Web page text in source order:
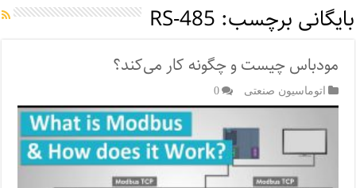
بایگانی برچسب: RS-485
مودباس چیست و چگونه کار می‌کند؟
اتوماسیون صنعتی 0